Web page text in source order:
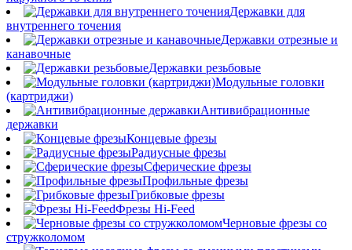
Державки для
внутреннего точения
Державки отрезные и
канавочные
Державки резьбовые
Модульные головки
(картриджи)
Антивибрационные
державки
Концевые фрезы
Радиусные фрезы
Сферические фрезы
Профильные фрезы
Грибковые фрезы
Фрезы Hi-Feed
Черновые фрезы со
стружколомом